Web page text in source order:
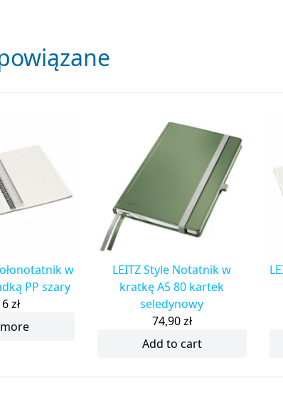
w
PP szary
zł
LEITZ Style Notatnik w
kratkę A5 80 kartek
seledynowy
74,90zł
Add to cart